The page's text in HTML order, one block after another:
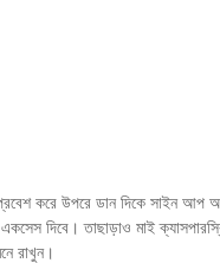
করে উপরে ডান দিকে সাইন আপ
দিবে। তাছাড়াও মাই
রাখুন।